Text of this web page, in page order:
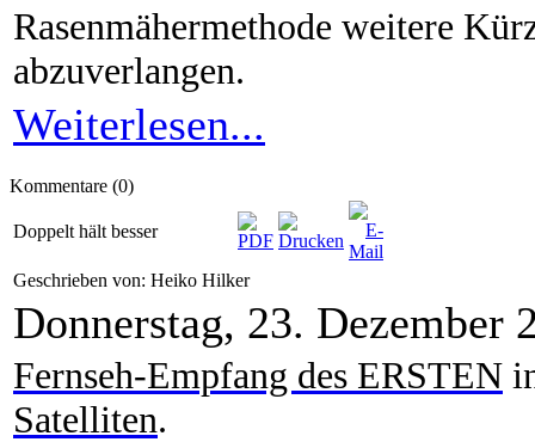
Rasenmähermethode weitere
abzuverlangen.
Weiterlesen...
Kommentare (0)
Doppelt hält besser
Geschrieben von: Heiko Hilker
Donnerstag, 23. Dezember
Fernseh-Empfang des ERSTEN
Satelliten.